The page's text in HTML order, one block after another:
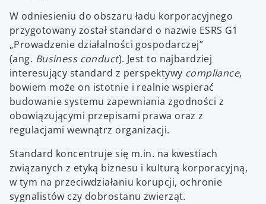
W odniesieniu do obszaru ładu korporacyjnego
przygotowany został standard o nazwie ESRS G1
„Prowadzenie działalności gospodarczej”
(ang. Business conduct). Jest to najbardziej
interesujący standard z perspektywy compliance,
bowiem może on istotnie i realnie wspierać
budowanie systemu zapewniania zgodności z
obowiązującymi przepisami prawa oraz z
regulacjami wewnątrz organizacji.
Standard koncentruje się m.in. na kwestiach
związanych z etyką biznesu i kulturą korporacyjną,
w tym na przeciwdziałaniu korupcji, ochronie
sygnalistów czy dobrostanu zwierząt.